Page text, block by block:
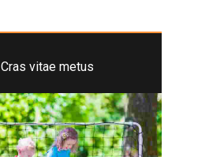
Cras vitae metus